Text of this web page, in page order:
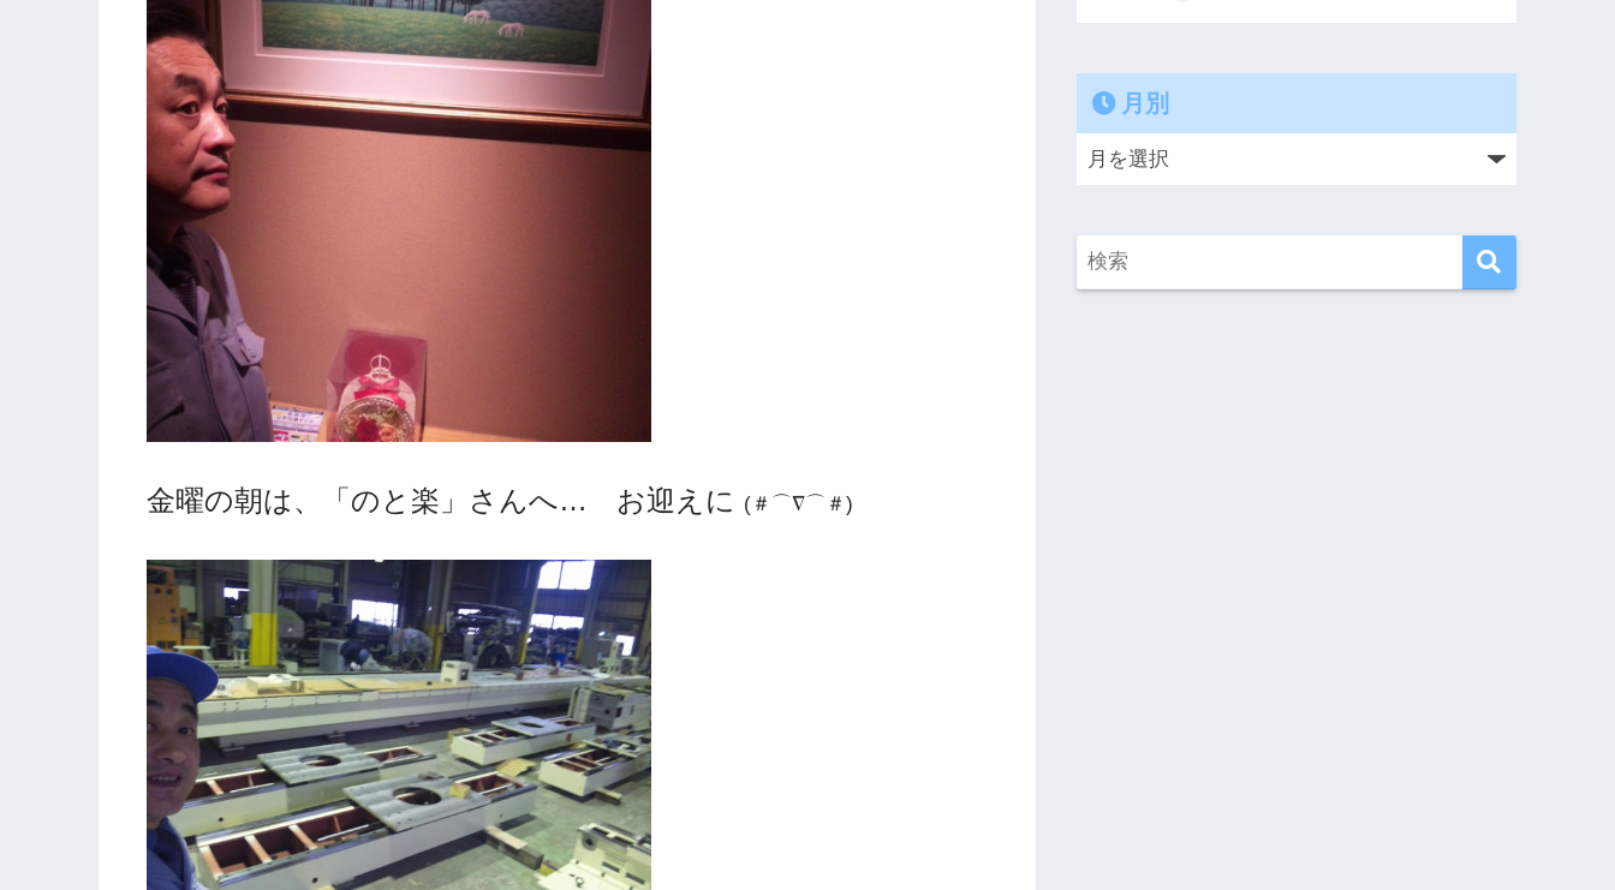
金曜の朝は、「のと楽」さんへ… お迎えに (＃⌒∇⌒＃)ゞ
月別